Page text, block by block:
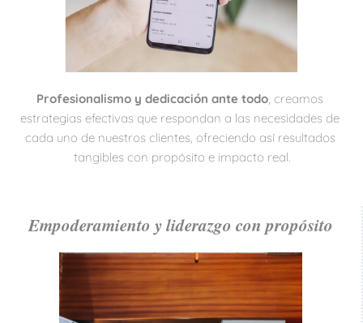
Profesionalismo y dedicación ante todo, creamos
estrategias efectivas que respondan a las necesidades de
cada uno de nuestros clientes, ofreciendo así resultados
tangibles con propósito e impacto real.
Empoderamiento y liderazgo con propósito